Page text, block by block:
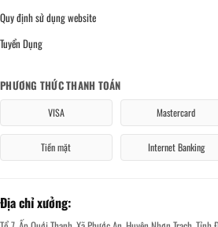
Quy định sử dụng website
Tuyển Dụng
PHƯƠNG THỨC THANH TOÁN
VISA Mastercard
Tiền mặt Internet Banking
Địa chỉ xưởng: